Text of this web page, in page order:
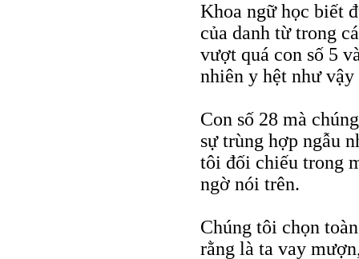
Khoa ngữ học biết
của danh từ trong
vượt quá con số 5
nhiên y hệt như
Con số 28 mà
sự trùng hợp ngẫu
tôi đối chiếu trong
ngờ nói trên.
Chúng tôi chọn
rằng là ta vay